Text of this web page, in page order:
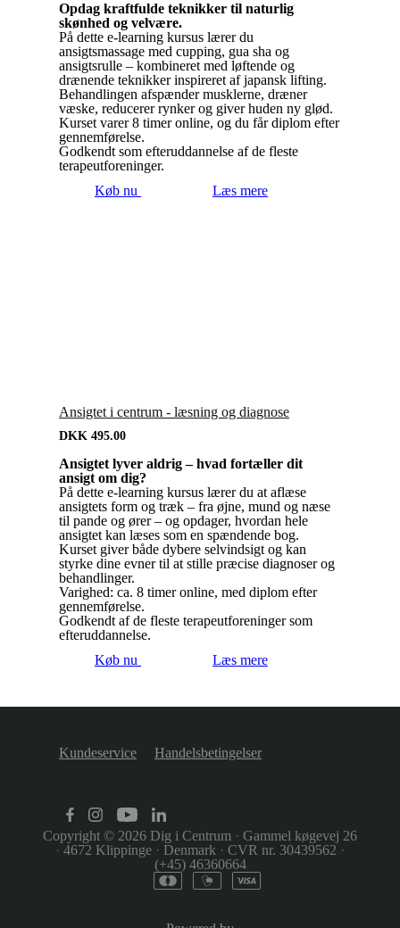
Opdag kraftfulde teknikker til naturlig
skønhed og velvære.
På dette e-learning kursus lærer du
ansigtsmassage med cupping, gua sha og
ansigtsrulle – kombineret med løftende og
drænende teknikker inspireret af japansk lifting.
Behandlingen afspænder musklerne, dræner
væske, reducerer rynker og giver huden ny glød.
Kurset varer 8 timer online, og du får diplom efter
gennemførelse.
Godkendt som efteruddannelse af de fleste
terapeutforeninger.
Køb nu
Læs mere
Ansigtet i centrum - læsning og diagnose
DKK 495.00
Ansigtet lyver aldrig – hvad fortæller dit
ansigt om dig?
På dette e-learning kursus lærer du at aflæse
ansigtets form og træk – fra øjne, mund og næse
til pande og ører – og opdager, hvordan hele
ansigtet kan læses som en spændende bog.
Kurset giver både dybere selvindsigt og kan
styrke dine evner til at stille præcise diagnoser og
behandlinger.
Varighed: ca. 8 timer online, med diplom efter
gennemførelse.
Godkendt af de fleste terapeutforeninger som
efteruddannelse.
Køb nu
Læs mere
Kundeservice Handelsbetingelser
Copyright © 2026 Dig i Centrum · Gammel køgevej 26
· 4672 Klippinge · Denmark · CVR nr. 30439562 ·
(+45) 46360664